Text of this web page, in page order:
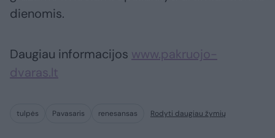
dienomis.
Daugiau informacijos www.pakruojo-
dvaras.lt
tulpės Pavasaris renesansas Rodyti daugiau žymių